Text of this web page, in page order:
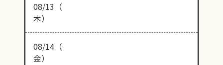
08/13（
木）
08/14（
金）